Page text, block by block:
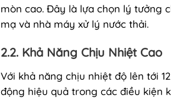
mòn cao. Đây là lựa chọn lý tưởng
mạ và nhà máy xử lý nước thải.
2.2. Khả Năng Chịu Nhiệt Cao
Với khả năng chịu nhiệt độ lên tới
động hiệu quả trong các điều kiện